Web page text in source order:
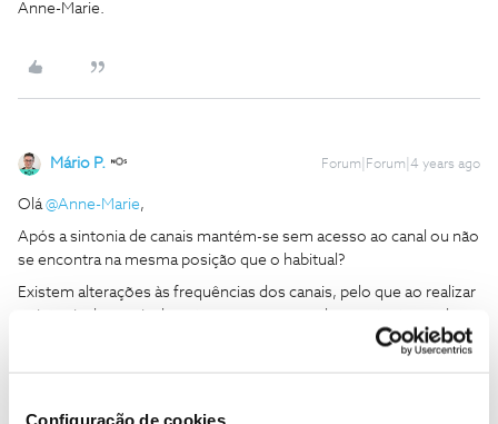
Configuração de cookies
Anne-Marie.
Mário P. Forum|Forum|4 years ago
Olá@Anne-Marie,
Após a sintonia de canais mantém-se sem acesso ao canal ou não
se encontra na mesma posição que o habitual?
Existem alterações às frequências dos canais, pelo que ao realizar